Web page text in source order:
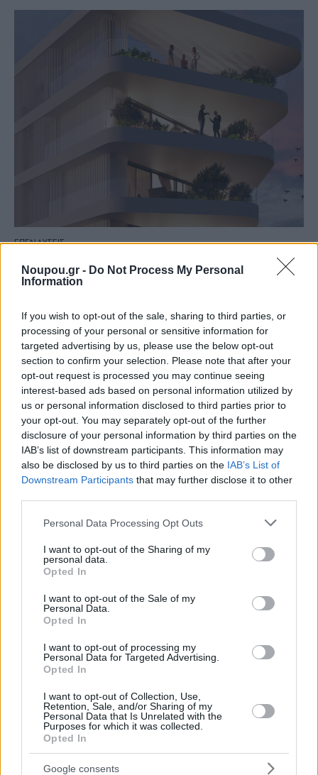
Noupou.gr - Do Not Process My Personal
Information
If you wish to opt-out of the sale, sharing to third parties, or
processing of your personal or sensitive information for
targeted advertising by us, please use the below opt-out
section to confirm your selection. Please note that after your
opt-out request is processed you may continue seeing
interest-based ads based on personal information utilized by
us or personal information disclosed to third parties prior to
your opt-out. You may separately opt-out of the further
disclosure of your personal information by third parties on the
IAB’s list of downstream participants. This information may
also be disclosed by us to third parties on the IAB’s List of
Downstream Participants that may further disclose it to other
Please note that this website/app uses one or more Google
not limited to your visit or usage behaviour. You may click to
grant or deny consent to Google and its third-party tags to
use your data for below specified purposes in below Google
consent section.
Personal Data Processing Opt Outs
I want to opt-out of the Sharing of my
personal data.
Opted In
I want to opt-out of the Sale of my
Personal Data.
Opted In
I want to opt-out of processing my
Personal Data for Targeted Advertising.
Opted In
I want to opt-out of Collection, Use,
Retention, Sale, and/or Sharing of my
Personal Data that Is Unrelated with the
Purposes for which it was collected.
Opted In
Google consents
ΕΠΕΝΔΥΣΕΙΣ
The Helix: Η πολυκατοικία – «έλικας» στη Γλυφάδα
που όλοι θα θέλαμε να μένουμε
ΕΙΔΗΣΕΙΣ
Merkaba Institute: Τι είναι το νέο φουτουριστικό
κτίριο του Έλληνα αρχιτέκτονα Π. Τόμπρα